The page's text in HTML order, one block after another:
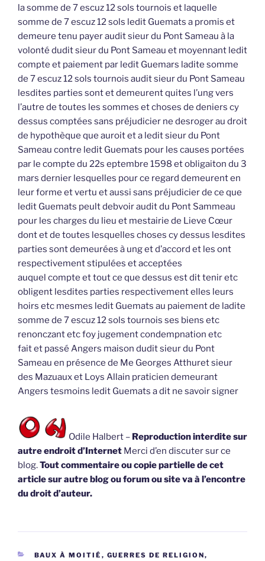
la somme de 7 escuz 12 sols tournois et laquelle
somme de 7 escuz 12 sols ledit Guemats a promis et
demeure tenu payer audit sieur du Pont Sameau à la
volonté dudit sieur du Pont Sameau et moyennant ledit
compte et paiement par ledit Guemars ladite somme
de 7 escuz 12 sols tournois audit sieur du Pont Sameau
lesdites parties sont et demeurent quites l’ung vers
l’autre de toutes les sommes et choses de deniers cy
dessus comptées sans préjudicier ne desroger au droit
de hypothèque que auroit et a ledit sieur du Pont
Sameau contre ledit Guemats pour les causes portées
par le compte du 22s eptembre 1598 et obligaiton du 3
mars dernier lesquelles pour ce regard demeurent en
leur forme et vertu et aussi sans préjudicier de ce que
ledit Guemats peult debvoir audit du Pont Sammeau
pour les charges du lieu et mestairie de Lieve Cœur
dont et de toutes lesquelles choses cy dessus lesdites
parties sont demeurées à ung et d’accord et les ont
respectivement stipulées et acceptées
auquel compte et tout ce que dessus est dit tenir etc
obligent lesdites parties respectivement elles leurs
hoirs etc mesmes ledit Guemats au paiement de ladite
somme de 7 escuz 12 sols tournois ses biens etc
renonczant etc foy jugement condempnation etc
fait et passé Angers maison dudit sieur du Pont
Sameau en présence de Me Georges Atthuret sieur
des Mazuaux et Loys Allain praticien demeurant
Angers tesmoins ledit Guemats a dit ne savoir signer
Odile Halbert – Reproduction interdite sur
autre endroit d’Internet Merci d’en discuter sur ce
blog.Tout commentaire ou copie partielle de cet
article sur autre blog ou forum ou site va à l’encontre
du droit d’auteur.
CATÉGORIES
BAUX À MOITIÉ , GUERRES DE RELIGION,